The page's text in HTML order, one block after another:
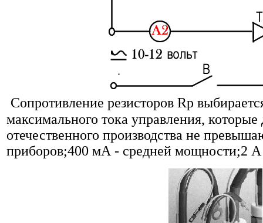
Сопротивление резисторов Rp
максимального тока управления, которые
отечественного производства не
приборов;400 мА - средней мощности;2